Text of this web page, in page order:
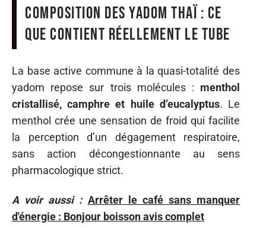
Composition des yadom thaï : ce
que contient réellement le tube
La base active commune à la quasi-totalité des
yadom repose sur trois molécules : menthol
cristallisé, camphre et huile d’eucalyptus. Le
menthol crée une sensation de froid qui facilite
la perception d’un dégagement respiratoire,
sans action décongestionnante au sens
pharmacologique strict.
A voir aussi : Arrêter le café sans manquer
d'énergie : Bonjour boisson avis complet